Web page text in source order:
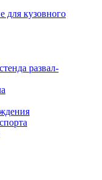
для кузовного
развал-